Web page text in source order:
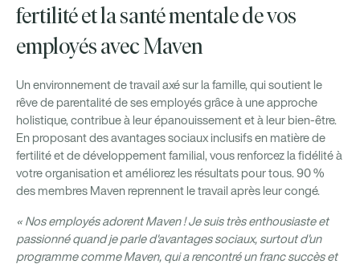
fertilité et la santé mentale de vos
employés avec Maven
Un environnement de travail axé sur la famille, qui soutient le
rêve de parentalité de ses employés grâce à une approche
holistique, contribue à leur épanouissement et à leur bien-être.
En proposant des avantages sociaux inclusifs en matière de
fertilité et de développement familial, vous renforcez la fidélité à
votre organisation et améliorez les résultats pour tous. 90 %
des membres Maven reprennent le travail après leur congé.
« Nos employés adorent Maven ! Je suis très enthousiaste et
passionné quand je parle d'avantages sociaux, surtout d'un
programme comme Maven, qui a rencontré un franc succès et